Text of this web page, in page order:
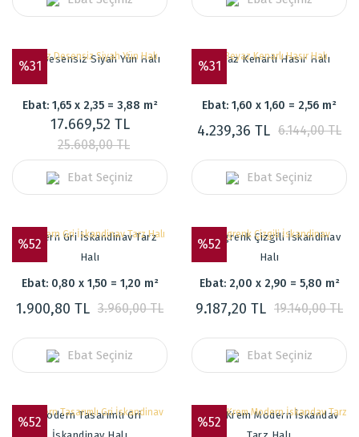
%31
Düz Desensiz Siyah Yün Halı
Ebat: 1,65 x 2,35 = 3,88 m²
17.669,52 TL
25.608,00 TL
Ebat Seçiniz
%31Beyaz Kenarlı Hasır Halı
Ebat: 1,60 x 1,60 = 2,56 m²
4.239,36 TL 6.144,00 TL
Ebat Seçiniz
%52
Modern Gri İskandinav Tarz
Halı
Ebat: 0,80 x 1,50 = 1,20 m²
1.900,80 TL 3.960,00 TL
Ebat Seçiniz
%52
Renagrenk Çizgili İskandinav
Halı
Ebat: 2,00 x 2,90 = 5,80 m²
9.187,20 TL 19.140,00 TL
Ebat Seçiniz
%52Modern Tasarımlı Gri
%52
Mavi Krem Modern İskandav